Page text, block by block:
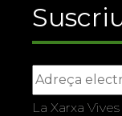
La Xarxa